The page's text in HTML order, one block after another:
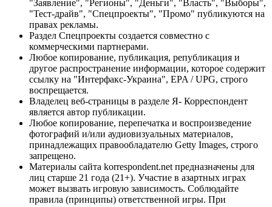
"Заявление", "Регионы", "Деньги", "Власть", "Выборы",
"Тест-драйв", "Спецпроекты", "Промо" публикуются на
правах рекламы.
Раздел Спецпроекты создается совместно с
коммерческими партнерами.
Любое копирование, публикация, републикация и
другое распространение информации, которое содержит
ссылку на "Интерфакс-Украина", EPA / UPG, строго
воспрещается.
Владелец веб-страницы в разделе Я- Корреспондент
является автор публикации.
Любое копирование, перепечатка и воспроизведение
фотографий и/или аудиовизуальных материалов,
принадлежащих правообладателю Getty Images, строго
запрещено.
Материалы сайта korrespondent.net предназначены для
лиц старше 21 года (21+). Участие в азартных играх
может вызвать игровую зависимость. Соблюдайте
правила (принципы) ответственной игры. При